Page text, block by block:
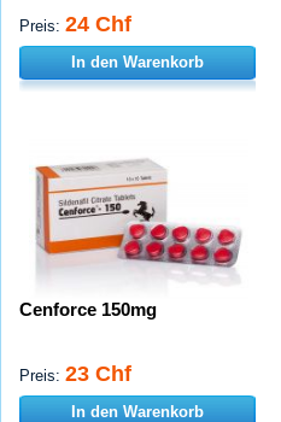
Preis: 24 Chf
In den Warenkorb
Cenforce 150mg
Preis: 23 Chf
In den Warenkorb